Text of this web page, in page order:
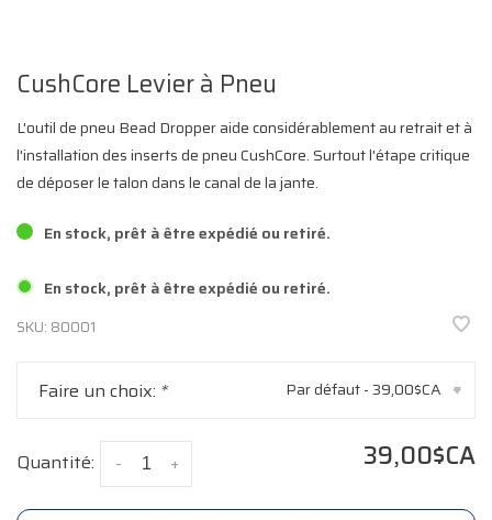
CushCore Levier à Pneu
L'outil de pneu Bead Dropper aide considérablement au retrait et à
l'installation des inserts de pneu CushCore. Surtout l'étape critique
de déposer le talon dans le canal de la jante.
En stock, prêt à être expédié ou retiré.
En stock, prêt à être expédié ou retiré.
SKU: 80001
Faire un choix: * Par défaut - 39,00$CA ▾
Quantité: +
- 39,00$CA